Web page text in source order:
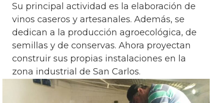
Su principal actividad es la elaboración de
vinos caseros y artesanales. Además, se
dedican a la producción agroecológica, de
semillas y de conservas. Ahora proyectan
construir sus propias instalaciones en la
zona industrial de San Carlos.